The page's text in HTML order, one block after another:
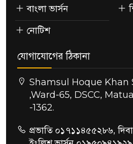
বাংলা ভার্সন
নোটিশ
যোগাযোগের ঠিকানা
Shamsul Hoque Khan
,Ward-65, DSCC,
-1362.
প্রভাতি ০১৭১১৪৫৫২৮৬,